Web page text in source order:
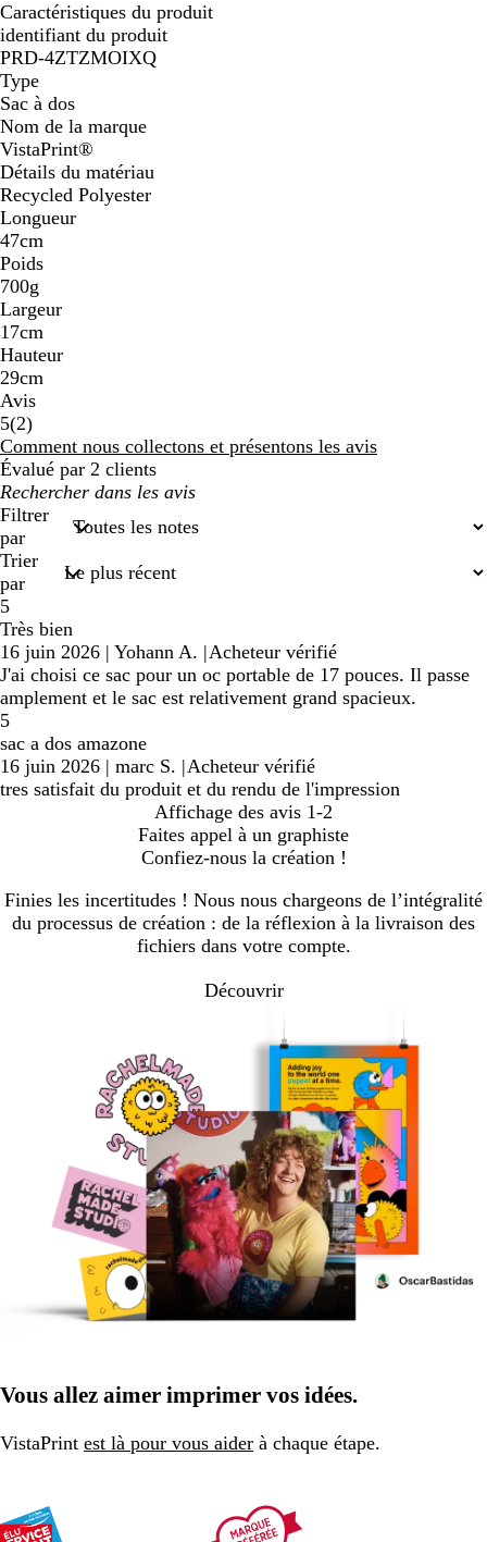
Caractéristiques du produit
identifiant du produit
PRD-4ZTZMOIXQ
Type
Sac à dos
Nom de la marque
VistaPrint®
Détails du matériau
Recycled Polyester
Longueur
47cm
Poids
700g
Largeur
17cm
Hauteur
29cm
Avis
5(22
avis
)
Comment nous collectons et présentons les avis
Évalué par 2 clients
Mes
recherches
saisies
Filtrer
par
Trier
par
5
Très bien
16 juin 2026 | Yohann A. |Acheteur vérifié
J'ai choisi ce sac pour un oc portable de 17 pouces. Il passe
amplement et le sac est relativement grand spacieux.
5
sac a dos amazone
16 juin 2026 | marc S. |Acheteur vérifié
tres satisfait du produit et du rendu de l'impression
Affichage des avis 1-2
Faites appel à un graphiste
Confiez-nous la création !
Finies les incertitudes ! Nous nous chargeons de l’intégralité
du processus de création : de la réflexion à la livraison des
fichiers dans votre compte.
Découvrir
Vous allez aimer imprimer vos idées.
VistaPrint est là pour vous aider à chaque étape.